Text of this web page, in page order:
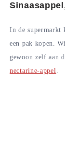
In de supermarkt
een pak kopen.
gewoon zelf aan
nectarine-appel